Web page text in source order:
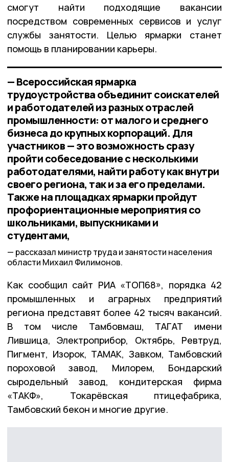
смогут найти подходящие вакансии
посредством современных сервисов и услуг
службы занятости. Целью ярмарки станет
помощь в планировании карьеры.
— Всероссийская ярмарка
трудоустройства объединит соискателей
и работодателей из разных отраслей
промышленности: от малого и среднего
бизнеса до крупных корпораций. Для
участников — это возможность сразу
пройти собеседование с несколькими
работодателями, найти работу как внутри
своего региона, так и за его пределами.
Также на площадках ярмарки пройдут
профориентационные мероприятия со
школьниками, выпускниками и
студентами,
рассказал министр труда и занятости населения
области Михаил Филимонов.
Как сообщил сайт РИА «ТОП68», порядка 42
промышленных и аграрных предприятий
региона представят более 42 тысяч вакансий.
В том числе Тамбовмаш, ТАГАТ имени
Лившица, Электроприбор, Октябрь, Ревтруд,
Пигмент, Изорок, ТАМАК, Завком, Тамбовский
пороховой завод, Милорем, Бондарский
сыродельный завод, кондитерская фирма
«ТАКФ», Токарёвская птицефабрика,
Тамбовский бекон и многие другие.